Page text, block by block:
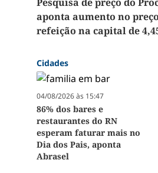
aponta aumento no
refeição na capital de
Cidades
04/08/2026 às 15:47
86% dos bares e
restaurantes do RN
esperam faturar mais no
Dia dos Pais, aponta
Abrasel